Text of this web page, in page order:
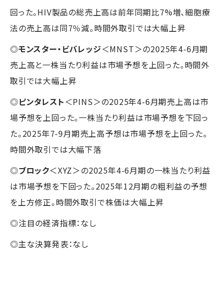
回った。HIV製品の総売上高は前年同期比7%増、細胞療
法の売上高は同7％減。時間外取引では大幅上昇
◎モンスター・ビバレッジ＜MNST＞の2025年4-6月期
売上高と一株当たり利益は市場予想を上回った。時間外
取引では大幅上昇
◎ピンタレスト＜PINS＞の2025年4-6月期売上高は市
場予想を上回った。一株当たり利益は市場予想を下回っ
た。2025年7-9月期売上高予想は市場予想を上回った。
時間外取引では大幅下落
◎ブロック＜XYZ＞の2025年4-6月期の一株当たり利益
は市場予想を下回った。2025年12月期の粗利益の予想
を上方修正。時間外取引で株価は大幅上昇
◎注目の経済指標：なし
◎主な決算発表：なし